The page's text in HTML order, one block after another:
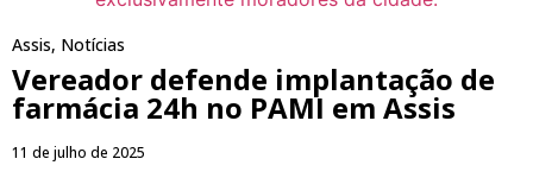
Assis, Notícias
Vereador defende implantação de
farmácia 24h no PAMI em Assis
11 de julho de 2025